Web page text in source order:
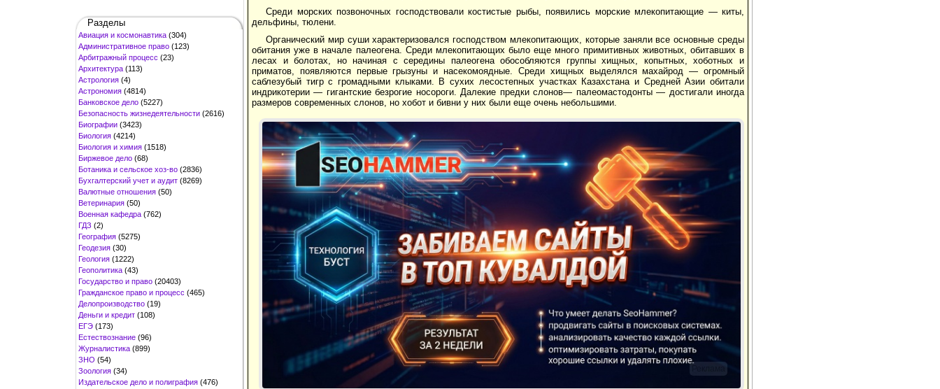
Разделы
Авиация и космонавтика (304)
Административное право (123)
Арбитражный процесс (23)
Архитектура (113)
Астрология (4)
Астрономия (4814)
Банковское дело (5227)
Безопасность жизнедеятельности (2616)
Биографии (3423)
Биология (4214)
Биология и химия (1518)
Биржевое дело (68)
Ботаника и сельское хоз-во (2836)
Бухгалтерский учет и аудит (8269)
Валютные отношения (50)
Ветеринария (50)
Военная кафедра (762)
ГДЗ (2)
География (5275)
Геодезия (30)
Геология (1222)
Геополитика (43)
Государство и право (20403)
Гражданское право и процесс (465)
Делопроизводство (19)
Деньги и кредит (108)
ЕГЭ (173)
Естествознание (96)
Журналистика (899)
ЗНО (54)
Зоология (34)
Издательское дело и полиграфия (476)
Среди морских позвоночных господствовали костистые рыбы, появились морские млекопитающие — киты,
дельфины, тюлени.
Органический мир суши характеризовался господством млекопитающих, которые заняли все основные среды
обитания уже в начале палеогена. Среди млекопитающих было еще много примитивных животных, обитавших в
лесах и болотах, но начиная с середины палеогена обособляются группы хищных, копытных, хоботных и
приматов, появляются первые грызуны и насекомоядные. Среди хищных выделялся махайрод — огромный
саблезубый тигр с громадными клыками. В сухих лесостепных участках Казахстана и Средней Азии обитали
индрикотерии — гигантские безрогие носороги. Далекие предки слонов— палеомастодонты — достигали иногда
размеров современных слонов, но хобот и бивни у них были еще очень небольшими.